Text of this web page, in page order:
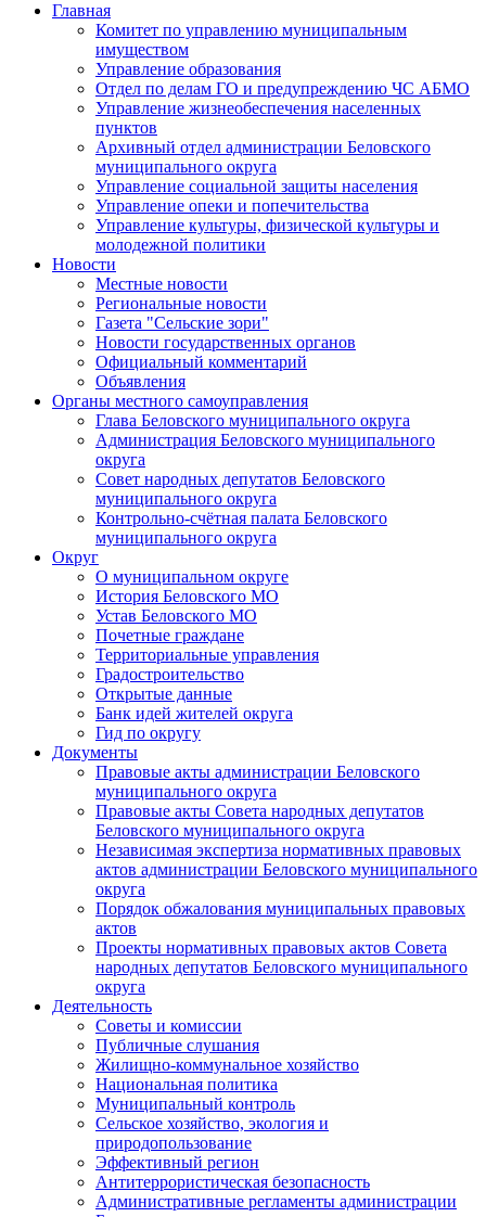
Главная
Комитет по управлению муниципальным
имуществом
Управление образования
Отдел по делам ГО и предупреждению ЧС АБМО
Управление жизнеобеспечения населенных
пунктов
Архивный отдел администрации Беловского
муниципального округа
Управление социальной защиты населения
Управление опеки и попечительства
Управление культуры, физической культуры и
молодежной политики
Новости
Местные новости
Региональные новости
Газета "Сельские зори"
Новости государственных органов
Официальный комментарий
Объявления
Органы местного самоуправления
Глава Беловского муниципального округа
Администрация Беловского муниципального
округа
Совет народных депутатов Беловского
муниципального округа
Контрольно-счётная палата Беловского
муниципального округа
Округ
О муниципальном округе
История Беловского МО
Устав Беловского МО
Почетные граждане
Территориальные управления
Градостроительство
Открытые данные
Банк идей жителей округа
Гид по округу
Документы
Правовые акты администрации Беловского
муниципального округа
Правовые акты Совета народных депутатов
Беловского муниципального округа
Независимая экспертиза нормативных правовых
актов администрации Беловского муниципального
округа
Порядок обжалования муниципальных правовых
актов
Проекты нормативных правовых актов Совета
народных депутатов Беловского муниципального
округа
Деятельность
Советы и комиссии
Публичные слушания
Жилищно-коммунальное хозяйство
Национальная политика
Муниципальный контроль
Сельское хозяйство, экология и
природопользование
Эффективный регион
Антитеррористическая безопасность
Административные регламенты администрации